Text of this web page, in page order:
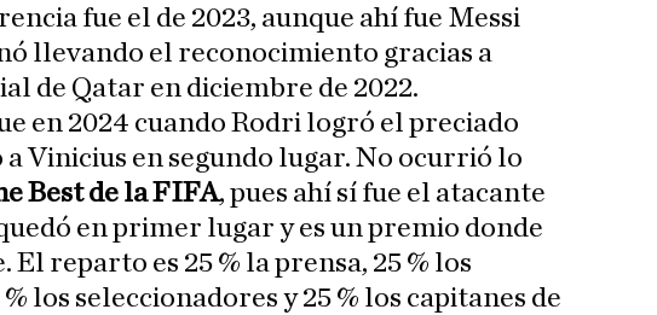
fue el de 2023, aunque ahí fue Messi
llevando el reconocimiento gracias a
de Qatar en diciembre de 2022.
en 2024 cuando Rodri logró el preciado
Vinicius en segundo lugar. No ocurrió lo
Best de la FIFA, pues ahí sí fue el atacante
en primer lugar y es un premio donde
El reparto es 25 % la prensa, 25 % los
los seleccionadores y 25 % los capitanes de